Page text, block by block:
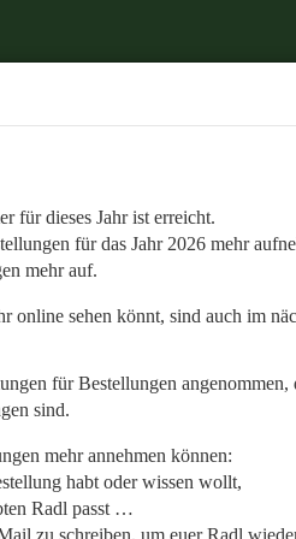
für dieses Jahr ist erreicht.
für das Jahr 2026 mehr
mehr auf.
online sehen könnt, sind auch im
für Bestellungen angenommen,
sind.
mehr annehmen können:
habt oder wissen wollt,
Radl passt …
zu schreiben, um euer Radl
eingegangen sind.
die neue Saison am 01.01.2027!